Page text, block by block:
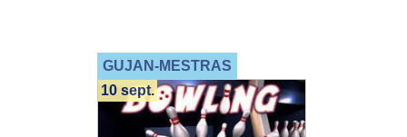
GUJAN-MESTRAS
10 sept.